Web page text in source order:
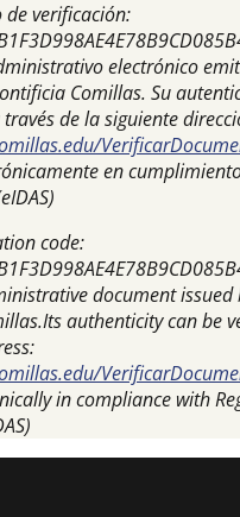
de verificación:
electrónico
Comillas. Su
de la siguiente
en
code:
document issued
authenticity can be
in compliance with